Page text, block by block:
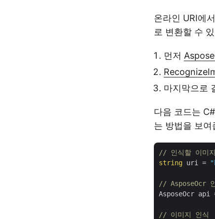
온라인 URI에
로 변환할 수
먼저
마지막으로
다음 코드는
는 방법을 보여
// 인식할 이미
string uri =
// AsposeOcr
AsposeOcr api
// 이미